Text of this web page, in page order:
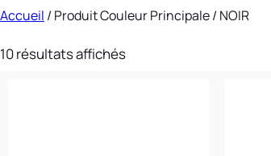
Accueil / Produit Couleur Principale / NOIR
10 résultats affichés